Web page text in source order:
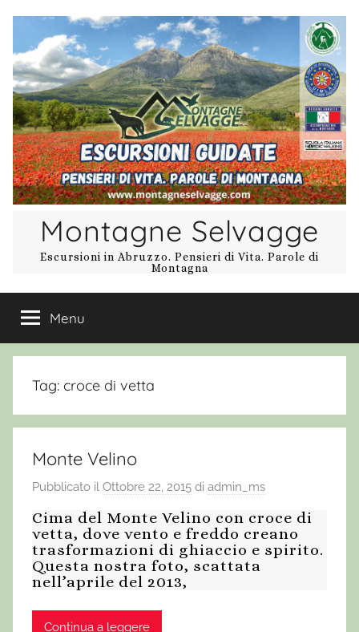
contenuto
Montagne Selvagge
Escursioni in Abruzzo. Pensieri di Vita. Parole di
Montagna
Menu
Tag: croce di vetta
Monte Velino
Pubblicato il Ottobre 22, 2015 di admin_ms
Cima del Monte Velino con croce di
vetta, dove vento e freddo creano
trasformazioni di ghiaccio e spirito.
Questa nostra foto, scattata
nell’aprile del 2013,
Continua a leggere